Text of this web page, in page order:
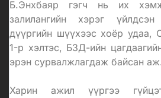
Б.Энхбаяр гэгч нь их
залилангийн хэрэг
дүүргийн шүүхээс хоёр удаа,
1-р хэлтэс, БЗД-ийн
эрэн сурвалжлагдаж байсан аж.
Харин ажил үүргээ